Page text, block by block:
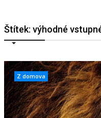
Štítek: výhodné
Z domova